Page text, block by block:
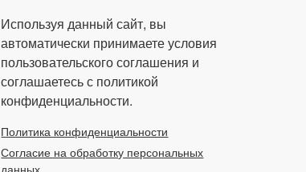
Используя данный сайт, вы
автоматически принимаете условия
пользовательского соглашения и
соглашаетесь с политикой
конфиденциальности.
Политика конфиденциальности
Согласие на обработку персональных
данных